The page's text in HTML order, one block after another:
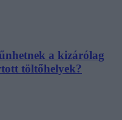
a kizárólag
töltőhelyek?